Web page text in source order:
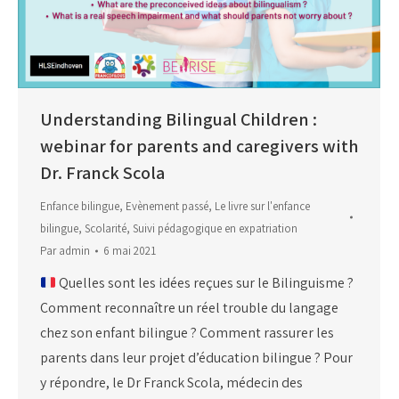
Understanding Bilingual Children :
webinar for parents and caregivers with
Dr. Franck Scola
Enfance bilingue, Evènement passé, Le livre sur l'enfance
bilingue, Scolarité, Suivi pédagogique en expatriation
Paradmin 6 mai 2021
Quelles sont les idées reçues sur le Bilinguisme ?
Comment reconnaître un réel trouble du langage
chez son enfant bilingue ? Comment rassurer les
parents dans leur projet d’éducation bilingue ? Pour
y répondre, le Dr Franck Scola, médecin des